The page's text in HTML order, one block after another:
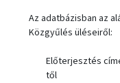
Az adatbázisban az
Közgyűlés üléseiről:
Előterjesztés
től